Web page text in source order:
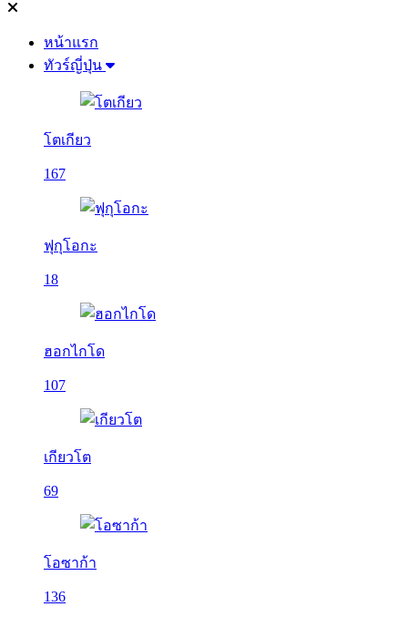
หน้าแรก
ทัวร์ญี่ปุ่น
โตเกียว
167
ฟุกุโอกะ
18
ฮอกไกโด
107
เกียวโต
69
โอซาก้า
136